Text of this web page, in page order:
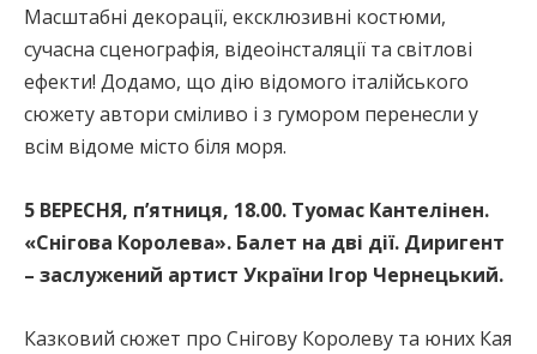
Масштабні декорації, ексклюзивні костюми,
сучасна сценографія, відеоінсталяції та світлові
ефекти! Додамо, що дію відомого італійського
сюжету автори сміливо і з гумором перенесли у
всім відоме місто біля моря.
5 ВЕРЕСНЯ, п’ятниця, 18.00. Туомас Кантелінен.
«Снігова Королева». Балет на дві дії. Диригент
– заслужений артист України Ігор Чернецький.
Казковий сюжет про Снігову Королеву та юних Кая